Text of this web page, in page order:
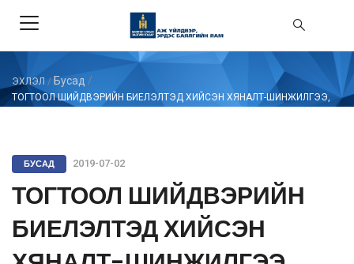
ЭХЛЭЛ / Бусад /
ТОГТООЛ ШИЙДВЭРИЙН БИЕЛЭЛТЭД ХИЙСЭН ХЯНАЛТ-ШИНЖИЛГЭЭ,
БУСАД 2019-07-02
ТОГТООЛ ШИЙДВЭРИЙН
БИЕЛЭЛТЭД ХИЙСЭН